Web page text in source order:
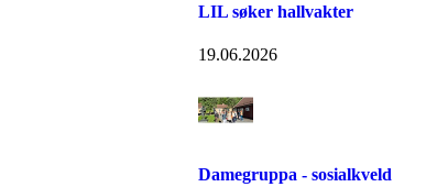
LIL søker hallvakter
19.06.2026
Damegruppa - sosialkveld